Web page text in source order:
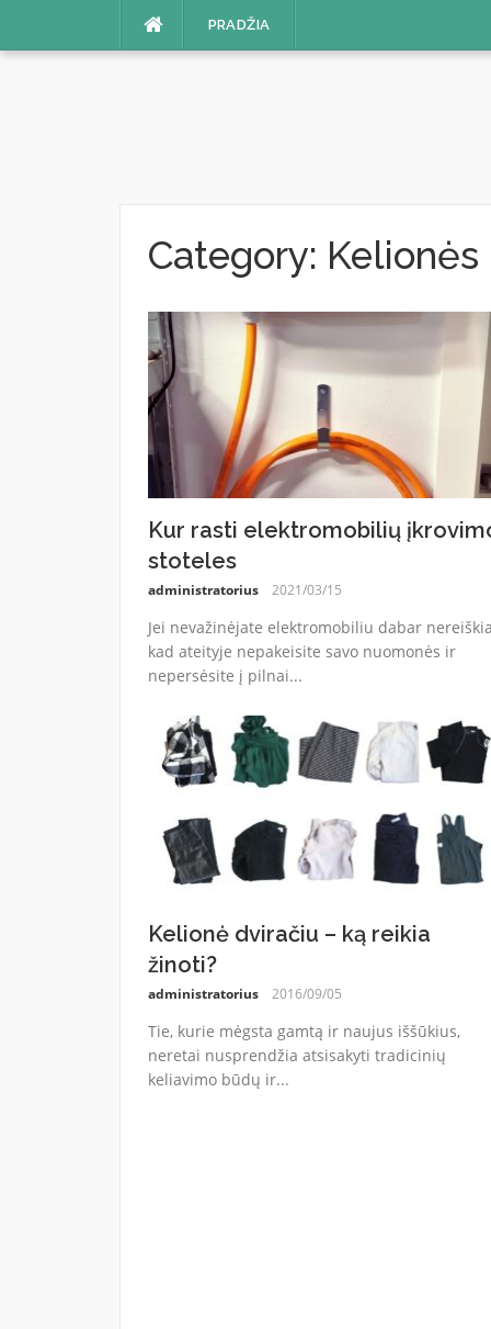
PRADŽIA
Category:
Kur rasti elektromobilių
stoteles
administratorius 2021/03/15
Jei nevažinėjate elektromobiliu dabar
kad ateityje nepakeisite savo nuomonės ir
nepersėsite į pilnai...
Kelionė dviračiu – ką reikia
žinoti?
administratorius 2016/09/05
Tie, kurie mėgsta gamtą ir naujus iššūkius,
neretai nusprendžia atsisakyti tradicinių
keliavimo būdų ir...